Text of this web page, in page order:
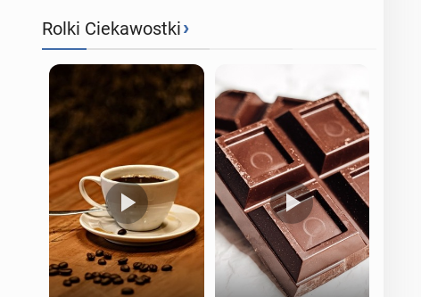
Rolki Ciekawostki›